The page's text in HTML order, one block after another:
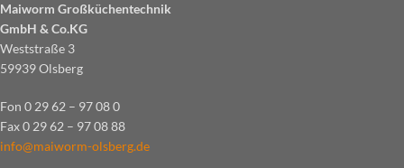
Maiworm Großküchentechnik
GmbH & Co.KG
Weststraße 3
59939 Olsberg
Fon 0 29 62 – 97 08 0
Fax 0 29 62 – 97 08 88
info@maiworm-olsberg.de